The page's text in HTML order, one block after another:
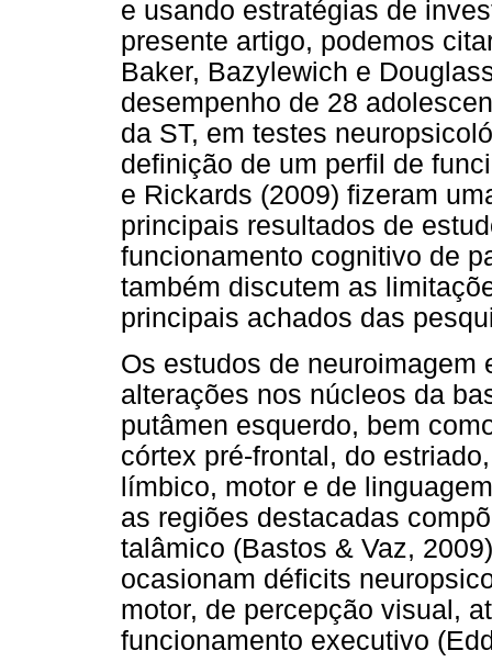
e usando estratégias de
presente artigo, podemos
Baker, Bazylewich e
desempenho de 28
da ST, em testes
definição de um perfil de
e Rickards (2009) fizeram
principais resultados de
funcionamento cognitivo de
também discutem as
principais achados das
Os estudos de neuroimagem
alterações nos núcleos da
putâmen esquerdo, bem
córtex pré-frontal, do
límbico, motor e de
as regiões destacadas
talâmico (Bastos & Vaz,
ocasionam déficits
motor, de percepção visual,
funcionamento executivo